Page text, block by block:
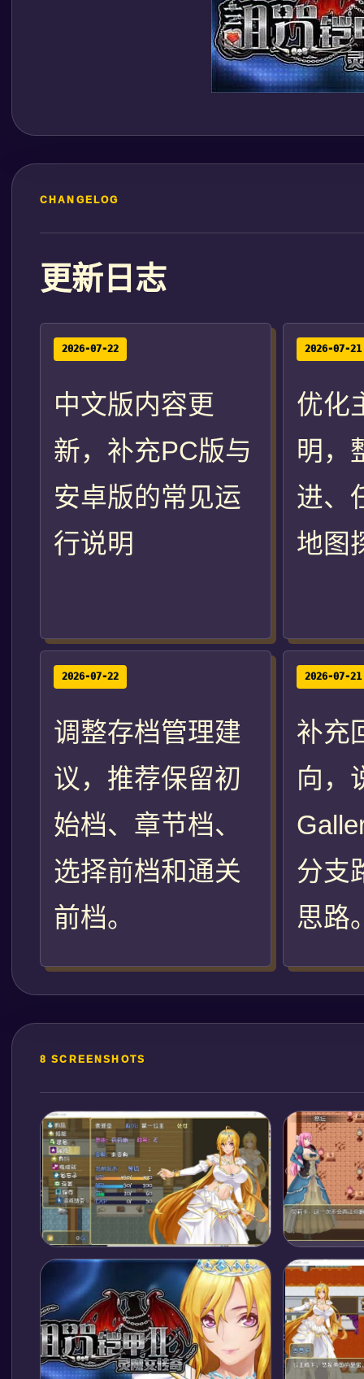
CHANGELOG
更新日志
2026-07-22
中文版内容更
新，补充PC版与
安卓版的常见运
行说明
2026-07-21
优化
明，
进、
地图
2026-07-22
调整存档管理建
议，推荐保留初
始档、章节档、
选择前档和通关
前档。
2026-07-21
补充
向，
分支
思路
8 SCREENSHOTS